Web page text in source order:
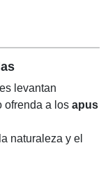
levantan
ofrenda a los apus
naturaleza y el